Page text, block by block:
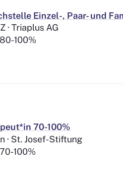
Einzel-, Paar- und
· Triaplus AG
80-100%
70-100%
· St. Josef-Stiftung
70-100%